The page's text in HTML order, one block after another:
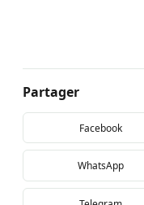
Partager
Facebook
WhatsApp